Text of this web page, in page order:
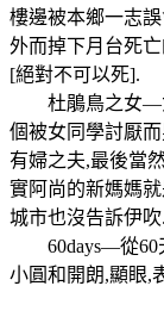
樓邊被本鄉一志
外而掉下月台死
[絕對不可以死].
杜鵑鳥之女—女
個被女同學討厭
有婦之夫,最後當
實阿尚的新媽媽
城市也沒告訴伊吹.
60days—從60天
小圓和開朗,顯眼,